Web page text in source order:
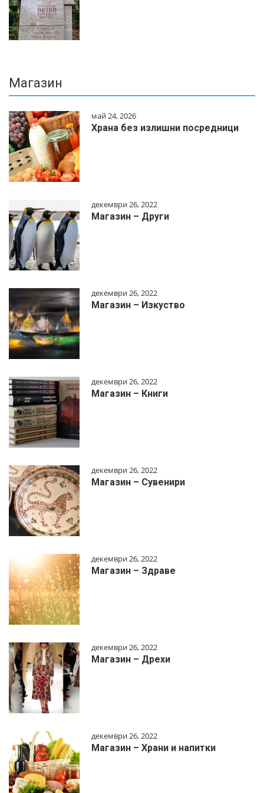
Магазин
май 24, 2026
Храна без излишни посредници
декември 26, 2022
Магазин – Други
декември 26, 2022
Магазин – Изкуство
декември 26, 2022
Магазин – Книги
декември 26, 2022
Магазин – Сувенири
декември 26, 2022
Магазин – Здраве
декември 26, 2022
Магазин – Дрехи
декември 26, 2022
Магазин – Храни и напитки